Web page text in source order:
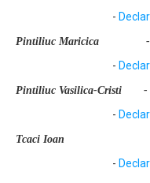
-
Pintiliuc Maricica -
-
Pintiliuc Vasilica-Cristi -
-
Tcaci Ioan
-